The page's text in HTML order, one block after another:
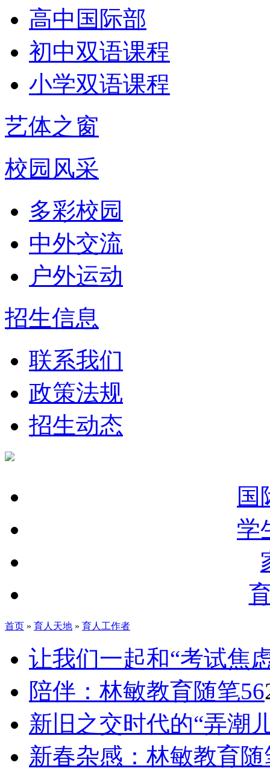
高中国际部
初中双语课程
小学双语课程
艺体之窗
校园风采
多彩校园
中外交流
户外运动
招生信息
联系我们
政策法规
招生动态
国
学
首页 » 育人天地 » 育人工作者
让我们一起和“考试焦
陪伴：林敏教育随笔56
新旧之交时代的“弄潮
新春杂感：林敏教育随